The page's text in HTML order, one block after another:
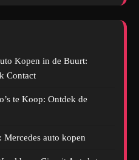
Kopen in de Buurt:
Contact
te Koop: Ontdek de
auto kopen